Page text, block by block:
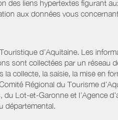
des liens hypertextes figurant
aux données vous
d’Aquitaine. Les
sont collectées par un réseau
collecte, la saisie, la mise en
Régional du Tourisme
Lot-et-Garonne et l’Agence
départemental.